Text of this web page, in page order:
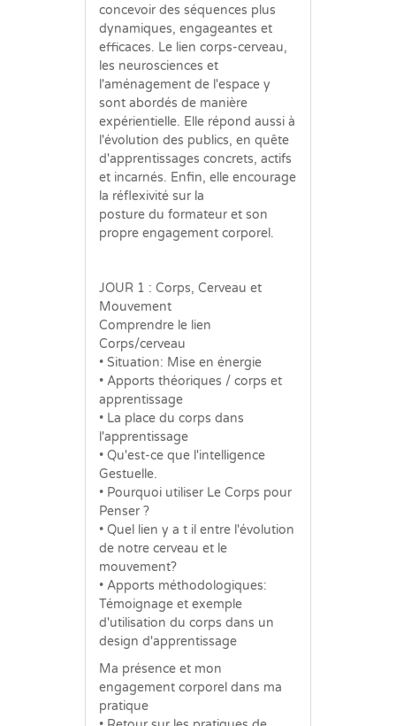
concevoir des séquences plus
dynamiques, engageantes et
efficaces. Le lien corps-cerveau,
les neurosciences et
l'aménagement de l'espace y
sont abordés de manière
expérientielle. Elle répond aussi à
l'évolution des publics, en quête
d'apprentissages concrets, actifs
et incarnés. Enfin, elle encourage
la réflexivité sur la
posture du formateur et son
propre engagement corporel.
JOUR 1 : Corps, Cerveau et
Mouvement
Comprendre le lien
Corps/cerveau
• Situation: Mise en énergie
• Apports théoriques / corps et
apprentissage
• La place du corps dans
l'apprentissage
• Qu'est-ce que l'intelligence
Gestuelle.
• Pourquoi utiliser Le Corps pour
Penser ?
• Quel lien y a t il entre l'évolution
de notre cerveau et le
mouvement?
• Apports méthodologiques:
Témoignage et exemple
d'utilisation du corps dans un
design d'apprentissage
Ma présence et mon
engagement corporel dans ma
pratique